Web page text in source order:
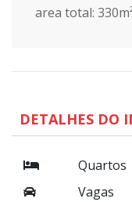
area total:
DETALHES DO
Quartos
Vagas